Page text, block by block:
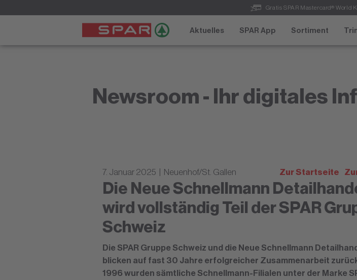
Gratis SPAR Mastercard® World
Aktuelles SPAR App Sortiment
Newsroom - Ihr digitales
Zur Startseite
7. Januar 2025 | Neuenhof/St. Gallen
Die Neue Schnellmann
wird vollständig Teil der SPAR
Schweiz
Die SPAR Gruppe Schweiz und die Neue Schnellmann
blicken auf fast 30 Jahre erfolgreicher Zusammenarbeit
1996 wurden sämtliche Schnellmann-Filialen unter der Marke